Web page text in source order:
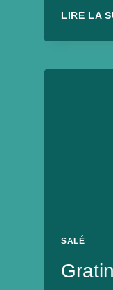
LIRE LA
SALÉ